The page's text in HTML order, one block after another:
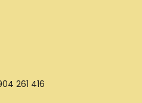
261 416